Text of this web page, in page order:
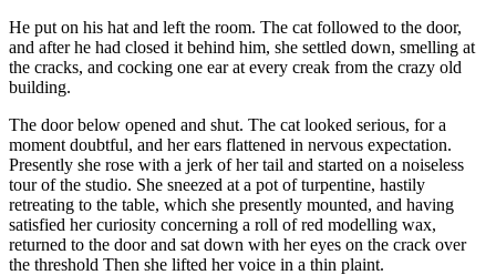
He put on his hat and left the room. The cat followed to the door,
and after he had closed it behind him, she settled down, smelling at
the cracks, and cocking one ear at every creak from the crazy old
building.
The door below opened and shut. The cat looked serious, for a
moment doubtful, and her ears flattened in nervous expectation.
Presently she rose with a jerk of her tail and started on a noiseless
tour of the studio. She sneezed at a pot of turpentine, hastily
retreating to the table, which she presently mounted, and having
satisfied her curiosity concerning a roll of red modelling wax,
returned to the door and sat down with her eyes on the crack over
the threshold Then she lifted her voice in a thin plaint.